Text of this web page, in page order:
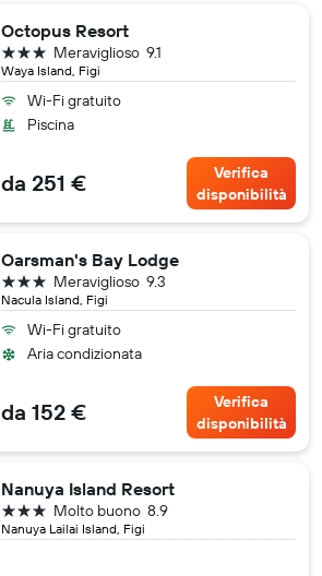
Octopus Resort
Waya Island, Figi
9.1
Meraviglioso
3 stelle
Wi-Fi gratuito
Piscina
da 251 €
Verifica
disponibilità
Oarsman's Bay Lodge
Nacula Island, Figi
9.3
Meraviglioso
3 stelle
Wi-Fi gratuito
Aria condizionata
da 152 €
Verifica
disponibilità
Nanuya Island Resort
Nanuya Lailai Island, Figi
8.9
Molto buono
3 stelle